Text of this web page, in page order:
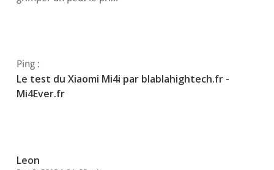
Ping :
Le test du Xiaomi Mi4i par blablahightech.fr -
Mi4Ever.fr
Leon